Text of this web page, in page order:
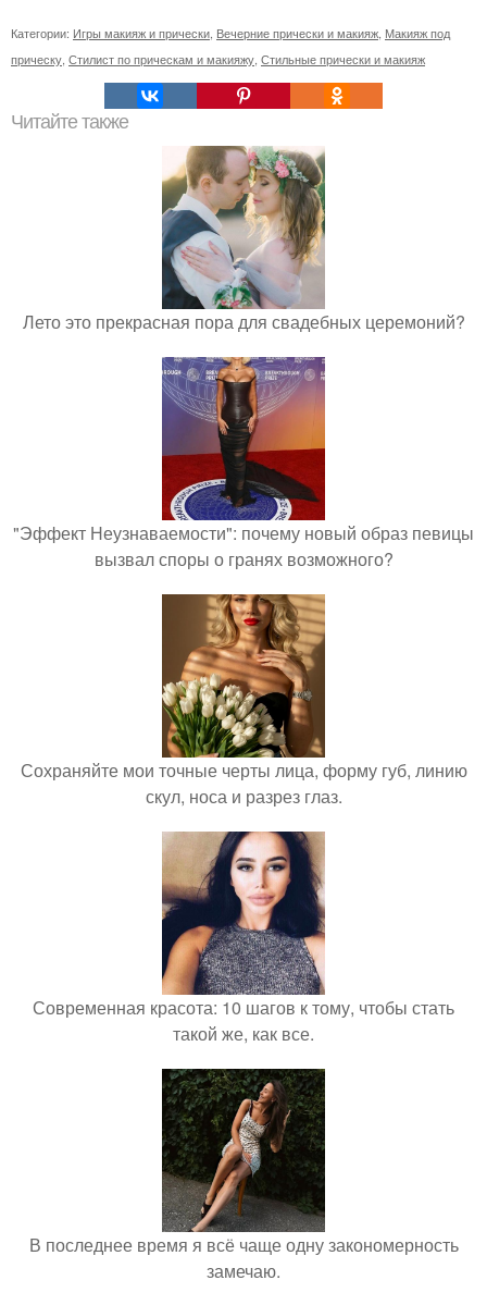
Категории: Игры макияж и прически Вечерние прически и макияж Макияж под
прическу Стилист по прическам и макияжу Стильные прически и макияж
Читайте также
Лето это прекрасная пора для свадебных церемоний?
"Эффект Неузнаваемости": почему новый образ певицы
вызвал споры о гранях возможного?
Сохраняйте мои точные черты лица, форму губ, линию
скул, носа и разрез глаз.
Современная красота: 10 шагов к тому, чтобы стать
такой же, как все.
В последнее время я всё чаще одну закономерность
замечаю.